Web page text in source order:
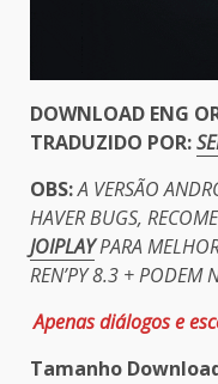
DOWNLOAD ENG
TRADUZIDO POR:
OBS:A VERSÃO
HAVER BUGS,
JOIPLAYPARA
REN’PY 8.3 + PODEM
Apenas diálogos e
Tamanho